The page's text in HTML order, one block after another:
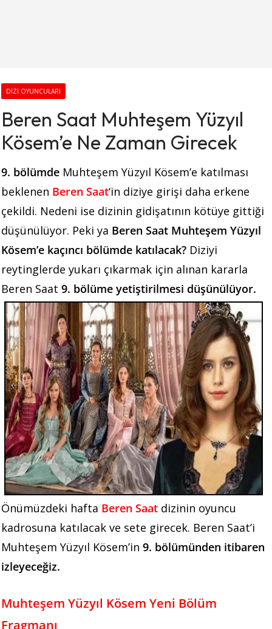
DIZI OYUNCULARI
Beren Saat Muhteşem Yüzyıl
Kösem’e Ne Zaman Girecek
9. bölümde Muhteşem Yüzyıl Kösem’e katılması
beklenen Beren Saat‘in diziye girişi daha erkene
çekildi. Nedeni ise dizinin gidişatının kötüye gittiği
düşünülüyor. Peki ya Beren Saat Muhteşem Yüzyıl
Kösem’e kaçıncı bölümde katılacak? Diziyi
reytinglerde yukarı çıkarmak için alınan kararla
Beren Saat 9. bölüme yetiştirilmesi düşünülüyor.
Önümüzdeki hafta Beren Saat dizinin oyuncu
kadrosuna katılacak ve sete girecek. Beren Saat’i
Muhteşem Yüzyıl Kösem’in 9. bölümünden itibaren
izleyeceğiz.
Muhteşem Yüzyıl Kösem Yeni Bölüm
Fragmanı